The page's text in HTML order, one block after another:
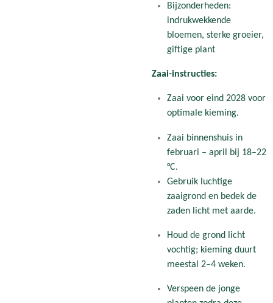
Bijzonderheden:
indrukwekkende
bloemen, sterke groeier,
giftige plant
Zaai-instructies:
Zaai voor eind 2028 voor
optimale kieming.
Zaai binnenshuis in
februari – april bij 18–22
°C.
Gebruik luchtige
zaaigrond en bedek de
zaden licht met aarde.
Houd de grond licht
vochtig; kieming duurt
meestal 2–4 weken.
Verspeen de jonge